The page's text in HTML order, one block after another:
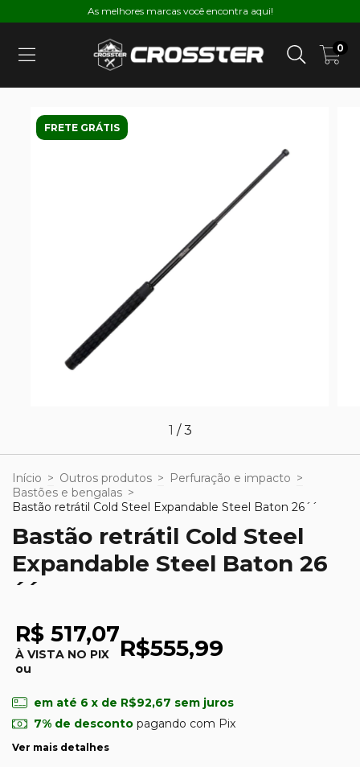
As melhores marcas você encontra aqui!
0
FRETE GRÁTIS
1 /3
Início > Outros produtos > Perfuração e impacto >
Bastões e bengalas >
Bastão retrátil Cold Steel Expandable Steel Baton 26´´
Bastão retrátil Cold Steel
Expandable Steel Baton 26
´´
R$ 517,07
À VISTA NO PIX
ou
R$555,99
em até 6 x de R$92,67 sem juros
7% de descontopagando com Pix
Ver mais detalhes